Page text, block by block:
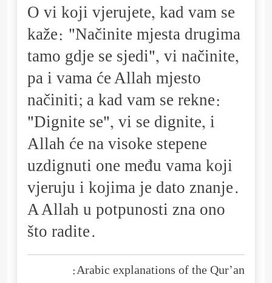
O vi koji vjerujete, kad vam se
kaže: "Načinite mjesta drugima
tamo gdje se sjedi", vi načinite,
pa i vama će Allah mjesto
načiniti; a kad vam se rekne:
"Dignite se", vi se dignite, i
Allah će na visoke stepene
uzdignuti one među vama koji
vjeruju i kojima je dato znanje.
A Allah u potpunosti zna ono
što radite.
Arabic explanations of the Qur’an: